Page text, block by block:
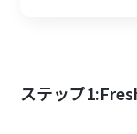
ステップ